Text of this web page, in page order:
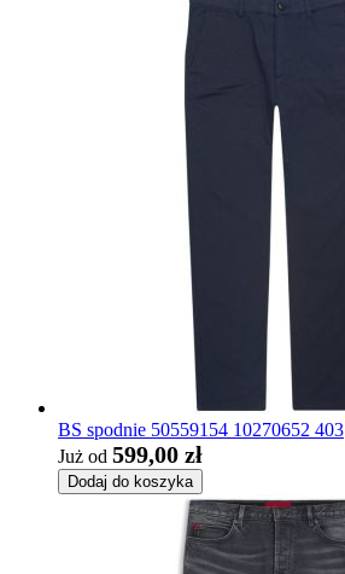
BS spodnie 50559154 10270652 403
Już od 599,00 zł
Dodaj do koszyka